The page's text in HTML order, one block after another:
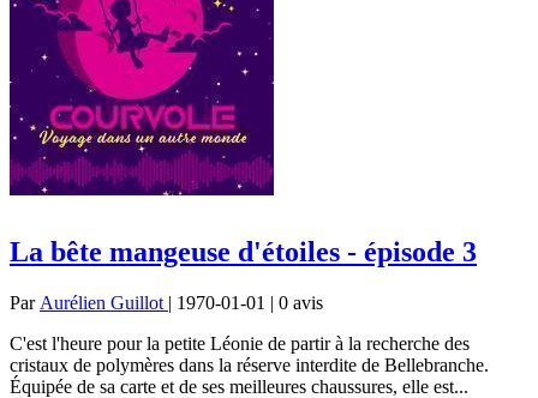
La bête mangeuse d'étoiles - épisode 3
Par Aurélien Guillot | 1970-01-01 | 0 avis
C'est l'heure pour la petite Léonie de partir à la recherche des
cristaux de polymères dans la réserve interdite de Bellebranche.
Équipée de sa carte et de ses meilleures chaussures, elle est...